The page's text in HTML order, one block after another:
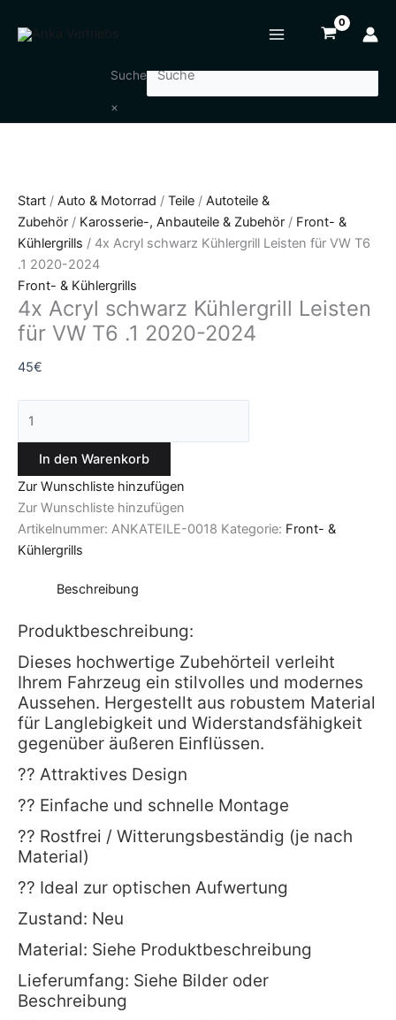
Inhalt
Suche
×
Start / Auto & Motorrad / Teile / Autoteile &
Zubehör / Karosserie-, Anbauteile & Zubehör / Front- &
Kühlergrills / 4x Acryl schwarz Kühlergrill Leisten für VW T6
.1 2020-2024
Front- & Kühlergrills
4x Acryl schwarz Kühlergrill Leisten
für VW T6 .1 2020-2024
45€
Acryl
2020-
2024
Menge
In den Warenkorb
Zur Wunschliste hinzufügen
Zur Wunschliste hinzufügen
Artikelnummer: ANKATEILE-0018 Kategorie: Front- &
Kühlergrills
Beschreibung
Produktbeschreibung:
Dieses hochwertige Zubehörteil verleiht
Ihrem Fahrzeug ein stilvolles und modernes
Aussehen. Hergestellt aus robustem Material
für Langlebigkeit und Widerstandsfähigkeit
gegenüber äußeren Einflüssen.
?? Attraktives Design
?? Einfache und schnelle Montage
?? Rostfrei / Witterungsbeständig (je nach
Material)
?? Ideal zur optischen Aufwertung
Zustand: Neu
Material: Siehe Produktbeschreibung
Lieferumfang: Siehe Bilder oder
Beschreibung